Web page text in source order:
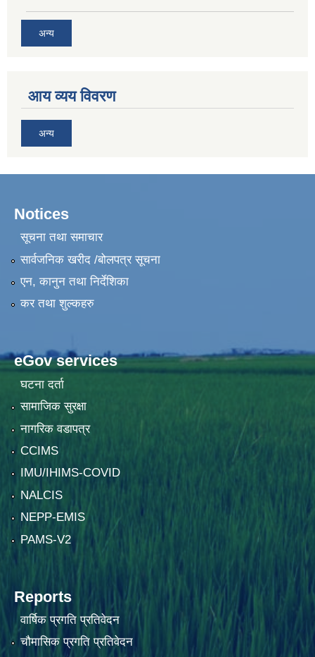
अन्य
आय व्यय विवरण
अन्य
Notices
सूचना तथा समाचार
सार्वजनिक खरीद /बोलपत्र सूचना
एन, कानुन तथा निर्देशिका
कर तथा शुल्कहरु
eGov services
घटना दर्ता
सामाजिक सुरक्षा
नागरिक वडापत्र
CCIMS
IMU/IHIMS-COVID
NALCIS
NEPP-EMIS
PAMS-V2
Reports
वार्षिक प्रगति प्रतिवेदन
चौमासिक प्रगति प्रतिवेदन